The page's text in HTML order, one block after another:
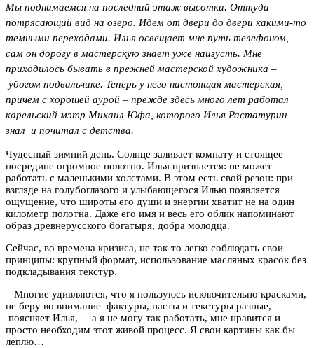
Мы поднимаемся на последний этаж высотки. Оттуда
потрясающий вид на озеро. Идем от двери до двери какими-то
темными переходами. Илья освещает мне путь телефоном,
сам он дорогу в мастерскую знает уже наизусть. Мне
приходилось бывать в прежней мастерской художника –
убогом подвальчике. Теперь у него настоящая мастерская,
причем с хорошей аурой – прежде здесь много лет работал
карельский мэтр Михаил Юфа, которого Илья Растатурин
знал и почитал с детства.
Чудесный зимний день. Солнце заливает комнату и стоящее
посредине огромное полотно. Илья признается: не может
работать с маленькими холстами. В этом есть свой резон: при
взгляде на голубоглазого и улыбающегося Илью появляется
ощущение, что широты его души и энергии хватит не на один
километр полотна. Даже его имя и весь его облик напоминают
образ древнерусского богатыря, добра молодца.
Сейчас, во времена кризиса, не так-то легко соблюдать свои
принципы: крупный формат, использование масляных красок без
подкладывания текстур.
– Многие удивляются, что я пользуюсь исключительно красками,
не беру во внимание фактуры, пасты и текстуры разные, –
поясняет Илья, – а я не могу так работать, мне нравится и
просто необходим этот живой процесс. Я свои картины как бы
леплю…